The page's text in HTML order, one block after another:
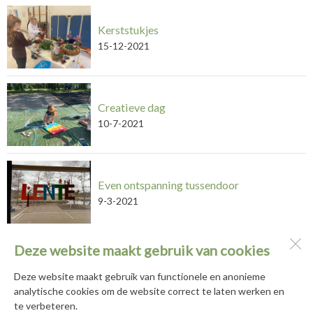
Deze website maakt gebruik van cookies
Deze website maakt gebruik van functionele en anonieme
analytische cookies om de website correct te laten werken en
te verbeteren.
Kerststukjes
15-12-2021
Creatieve dag
10-7-2021
Even ontspanning tussendoor
9-3-2021
Basisschool De Hortus
Populierenhof 2 en 10